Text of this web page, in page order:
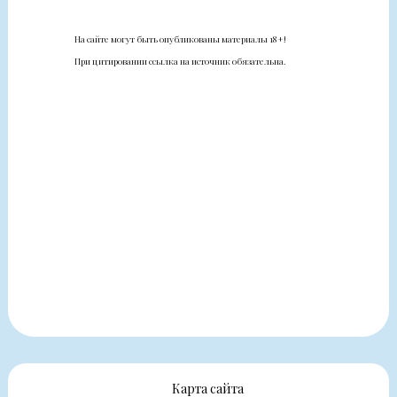
На сайте могут быть опубликованы материалы 18+!
При цитировании ссылка на источник обязательна.
Карта сайта